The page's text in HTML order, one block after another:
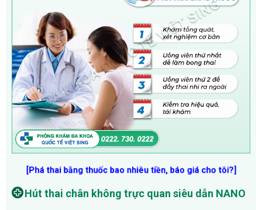
[Phá thai bằng thuốc bao nhiêu tiền, báo giá cho tôi?]
Hút thai chân không trực quan siêu dẫn NANO